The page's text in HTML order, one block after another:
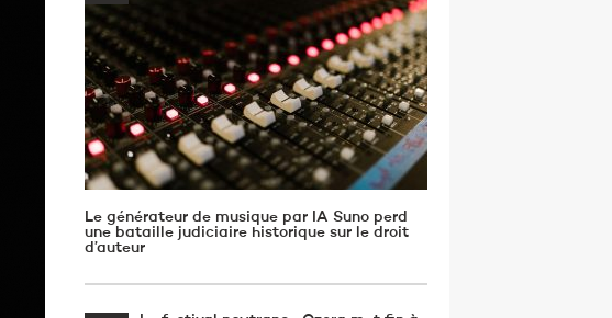
Le générateur de musique par IA Suno perd
une bataille judiciaire historique sur le droit
d’auteur